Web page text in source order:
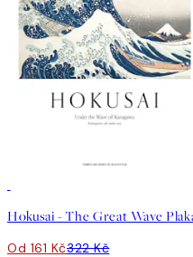
Hokusai - The Great Wave
Od 161 Kč322 Kč